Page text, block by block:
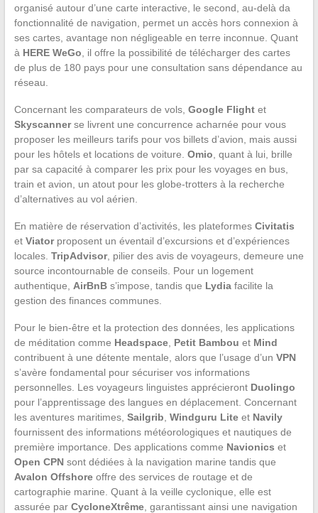
organisé autour d’une carte interactive, le second, au-delà da
fonctionnalité de navigation, permet un accès hors connexion à
ses cartes, avantage non négligeable en terre inconnue. Quant
à HERE WeGo , il offre la possibilité de télécharger des cartes
de plus de 180 pays pour une consultation sans dépendance au
réseau.
Concernant les comparateurs de vols, Google Flightet
Skyscannerse livrent une concurrence acharnée pour vous
proposer les meilleurs tarifs pour vos billets d’avion, mais aussi
pour les hôtels et locations de voiture. Omio , quant à lui, brille
par sa capacité à comparer les prix pour les voyages en bus,
train et avion, un atout pour les globe-trotters à la recherche
d’alternatives au vol aérien.
En matière de réservation d’activités, les plateformes Civitatis
et Viatorproposent un éventail d’excursions et d’expériences
locales. TripAdvisor, pilier des avis de voyageurs, demeure une
source incontournable de conseils. Pour un logement
authentique, AirBnBs’impose, tandis que Lydiafacilite la
gestion des finances communes.
Pour le bien-être et la protection des données, les applications
de méditation comme Headspace, Petit Bambou et Mind
contribuent à une détente mentale, alors que l’usage d’un VPN
s’avère fondamental pour sécuriser vos informations
personnelles. Les voyageurs linguistes apprécieront Duolingo
pour l’apprentissage des langues en déplacement. Concernant
les aventures maritimes, Sailgrib Windguru Liteet Navily
fournissent des informations météorologiques et nautiques de
première importance. Des applications comme Navionics et
Open CPNsont dédiées à la navigation marine tandis que
Avalon Offshoreoffre des services de routage et de
cartographie marine. Quant à la veille cyclonique, elle est
assurée par CycloneXtrême, garantissant ainsi une navigation